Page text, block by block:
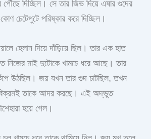
পৌঁছে দিচ্ছিল। সে তার জিভ দিয়ে এষার গুদের
চেটেপুটে পরিষ্কার করে দিচ্ছিল।
হেলান দিয়ে দাঁড়িয়ে ছিল। তার এক হাত
নিজের মাই দুটোকে খামচে ধরে আছে। তার
উঠছিল। জয় যখন তার গুদ চাটছিল, তখন
বিক্রমই তাকে আদর করছে। এই অদ্ভুত
হয়ে গেল।